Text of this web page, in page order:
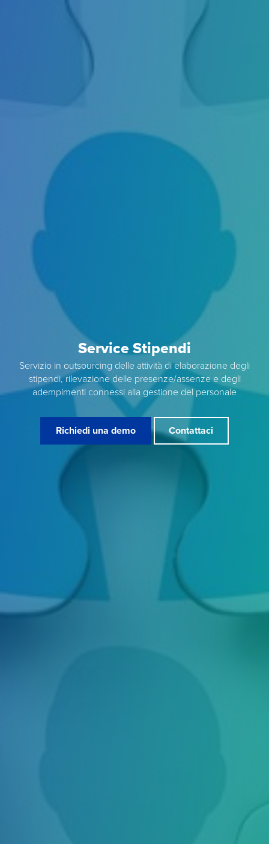
Service Stipendi
Servizio in outsourcing delle attività di elaborazione degli
stipendi, rilevazione delle presenze/assenze e degli
adempimenti connessi alla gestione del personale
Richiedi una demo Contattaci